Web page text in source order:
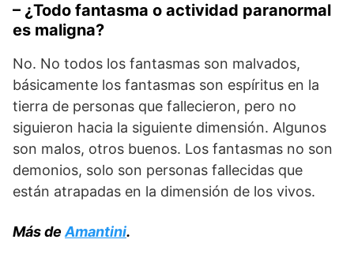
– ¿Todo fantasma o actividad paranormal
es maligna?
No. No todos los fantasmas son malvados,
básicamente los fantasmas son espíritus en la
tierra de personas que fallecieron, pero no
siguieron hacia la siguiente dimensión. Algunos
son malos, otros buenos. Los fantasmas no son
demonios, solo son personas fallecidas que
están atrapadas en la dimensión de los vivos.
Más de Amantini.